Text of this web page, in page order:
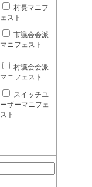
村長マニフ
ェスト
市議会会派
マニフェスト
村議会会派
マニフェスト
スイッチユ
ーザーマニフェ
スト